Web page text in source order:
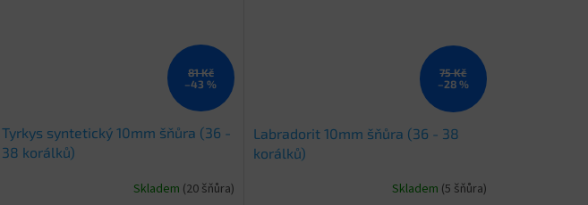
81 Kč
–43 %
Tyrkys syntetický 10mm šňůra (36 -
38 korálků)
Skladem (20 šňůra)
75 Kč
–28 %
Labradorit 10mm šňůra (36 - 38
korálků)
Skladem (5 šňůra)